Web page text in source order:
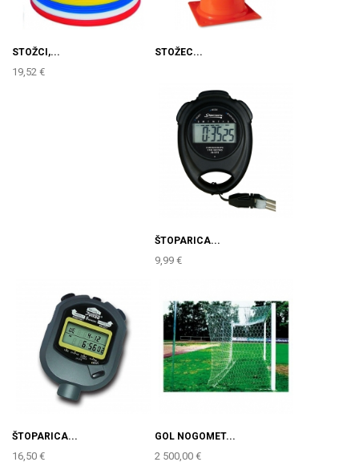
STOŽCI,...
19,52 €
STOŽEC...
ŠTOPARICA...
9,99 €
ŠTOPARICA...
16,50 €
GOL NOGOMET...
2 500,00 €